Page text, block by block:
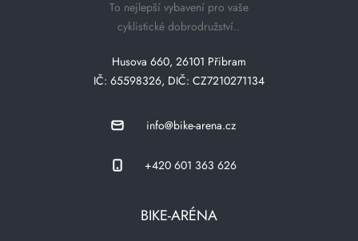
To nejlepší vybavení pro vaše
cyklistické dobrodružství..
Husova 660, 26101 Přibram
IČ: 65598326, DIČ: CZ7210271134
info@bike-arena.cz
+420 601 363 626
BIKE-ARÉNA